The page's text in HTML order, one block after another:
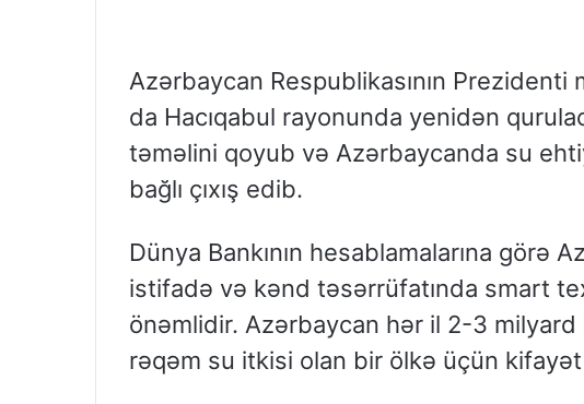
Azərbaycan Respublikasının
da Hacıqabul rayonunda yenidən
təməlini qoyub və Azərbaycanda su
bağlı çıxış edib.
Dünya Bankının hesablamalarına görə
istifadə və kənd təsərrüfatında smart
önəmlidir. Azərbaycan hər il 2-3
rəqəm su itkisi olan bir ölkə üçün